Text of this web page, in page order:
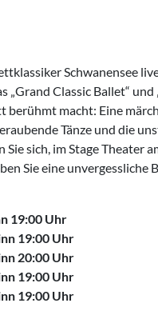
Schwanensee
„Grand Classic Ballet“
berühmt macht: Eine
Tänze und die
Sie sich, im Stage Theater
Sie eine unvergessliche
19:00 Uhr
19:00 Uhr
20:00 Uhr
19:00 Uhr
19:00 Uhr